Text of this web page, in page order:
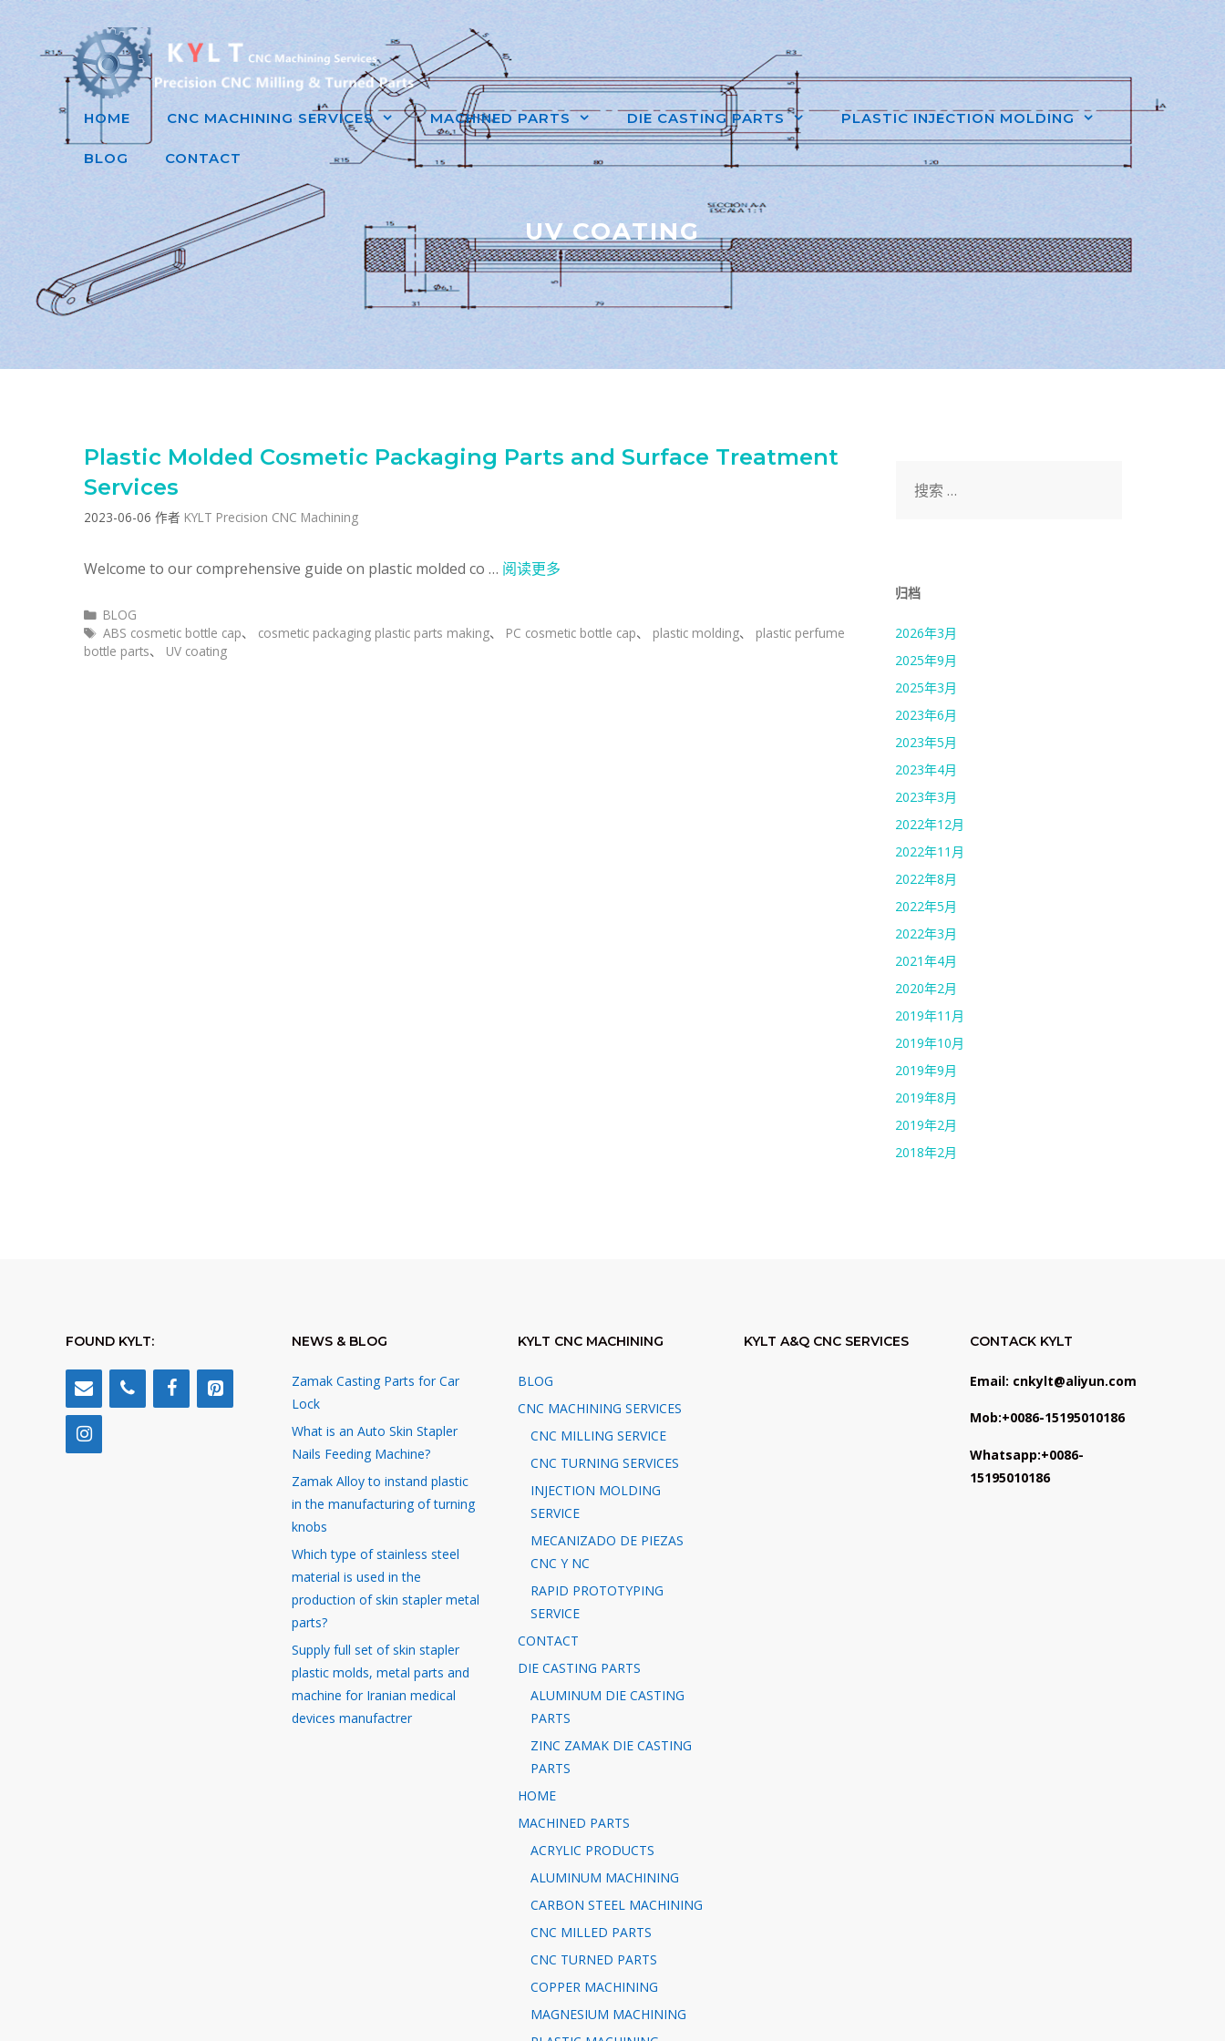
内
容
HOME CNC MACHINING SERVICES MACHINED PARTS DIE CASTING PARTS PLASTIC INJECTION MOLDING
BLOG CONTACT
UV COATING
Plastic Molded Cosmetic Packaging Parts and Surface Treatment
Services
2023-06-06 作者 KYLT Precision CNC Machining
Welcome to our comprehensive guide on plastic molded co … 阅读更多
分
类
BLOG
标
签
ABS cosmetic bottle cap、 cosmetic packaging plastic parts making、 PC cosmetic bottle cap、 plastic molding、 plastic perfume
bottle parts、 UV coating
索：
归档
2026年3月
2025年9月
2025年3月
2023年6月
2023年5月
2023年4月
2023年3月
2022年12月
2022年11月
2022年8月
2022年5月
2022年3月
2021年4月
2020年2月
2019年11月
2019年10月
2019年9月
2019年8月
2019年2月
2018年2月
FOUND KYLT: NEWS & BLOG
Zamak Casting Parts for Car
Lock
What is an Auto Skin Stapler
Nails Feeding Machine?
Zamak Alloy to instand plastic
in the manufacturing of turning
knobs
Which type of stainless steel
material is used in the
production of skin stapler metal
parts?
Supply full set of skin stapler
plastic molds, metal parts and
machine for Iranian medical
devices manufactrer
KYLT CNC MACHINING
BLOG
CNC MACHINING SERVICES
CNC MILLING SERVICE
CNC TURNING SERVICES
INJECTION MOLDING
SERVICE
MECANIZADO DE PIEZAS
CNC Y NC
RAPID PROTOTYPING
SERVICE
CONTACT
DIE CASTING PARTS
ALUMINUM DIE CASTING
PARTS
ZINC ZAMAK DIE CASTING
PARTS
HOME
MACHINED PARTS
ACRYLIC PRODUCTS
ALUMINUM MACHINING
CARBON STEEL MACHINING
CNC MILLED PARTS
CNC TURNED PARTS
COPPER MACHINING
MAGNESIUM MACHINING
KYLT A&Q CNC SERVICES CONTACK KYLT
Email: cnkylt@aliyun.com
Mob:+0086-15195010186
Whatsapp:+0086-
15195010186